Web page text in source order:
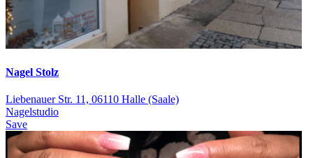
Nagel Stolz
Liebenauer Str. 11, 06110 Halle (Saale)
Nagelstudio
Save